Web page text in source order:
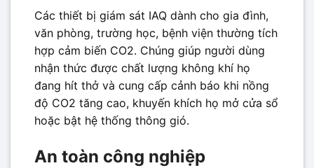
Các thiết bị giám sát IAQ dành cho gia đình,
văn phòng, trường học, bệnh viện thường tích
hợp cảm biến CO2. Chúng giúp người dùng
nhận thức được chất lượng không khí họ
đang hít thở và cung cấp cảnh báo khi nồng
độ CO2 tăng cao, khuyến khích họ mở cửa sổ
hoặc bật hệ thống thông gió.
An toàn công nghiệp